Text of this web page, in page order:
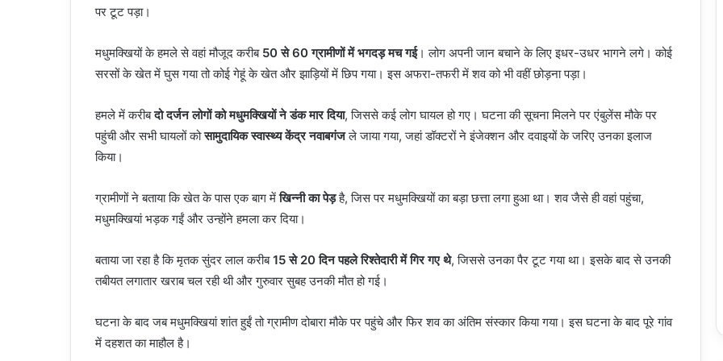
पर टूट पड़ा।
मधुमक्खियों के हमले से वहां मौजूद करीब 50 से 60 ग्रामीणों में भगदड़ मच गई। लोग अपनी जान बचाने के लिए इधर-उधर भागने लगे। कोई
सरसों के खेत में घुस गया तो कोई गेहूं के खेत और झाड़ियों में छिप गया। इस अफरा-तफरी में शव को भी वहीं छोड़ना पड़ा।
हमले में करीबदो दर्जन लोगों को मधुमक्खियों ने डंक मार दिया, जिससे कई लोग घायल हो गए। घटना की सूचना मिलने पर एंबुलेंस मौके पर
पहुंची और सभी घायलों कोसामुदायिक स्वास्थ्य केंद्र नवाबगंजले जाया गया, जहां डॉक्टरों ने इंजेक्शन और दवाइयों के जरिए उनका इलाज
किया।
ग्रामीणों ने बताया कि खेत के पास एक बाग मेंखिन्नी का पेड़है, जिस पर मधुमक्खियों का बड़ा छत्ता लगा हुआ था। शव जैसे ही वहां पहुंचा,
मधुमक्खियां भड़क गईं और उन्होंने हमला कर दिया।
बताया जा रहा है कि मृतक सुंदर लाल करीब15 से 20 दिन पहले रिश्तेदारी में गिर गए थे, जिससे उनका पैर टूट गया था। इसके बाद से उनकी
तबीयत लगातार खराब चल रही थी और गुरुवार सुबह उनकी मौत हो गई।
घटना के बाद जब मधुमक्खियां शांत हुईं तो ग्रामीण दोबारा मौके पर पहुंचे और फिर शव का अंतिम संस्कार किया गया। इस घटना के बाद पूरे गांव
में दहशत का माहौल है।